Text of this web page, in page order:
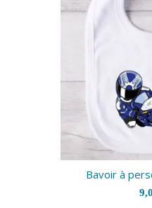
Bavoir à